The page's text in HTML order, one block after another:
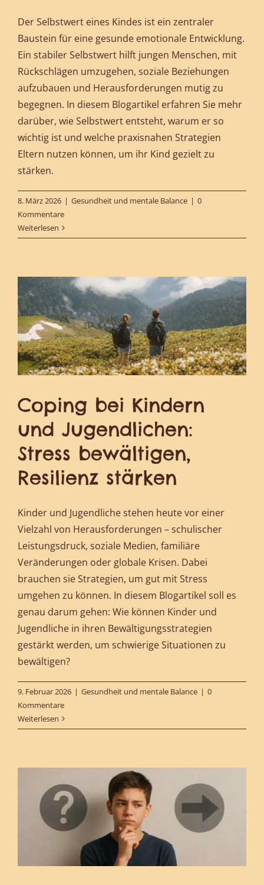
Der Selbstwert eines Kindes ist ein zentraler
Baustein für eine gesunde emotionale Entwicklung.
Ein stabiler Selbstwert hilft jungen Menschen, mit
Rückschlägen umzugehen, soziale Beziehungen
aufzubauen und Herausforderungen mutig zu
begegnen. In diesem Blogartikel erfahren Sie mehr
darüber, wie Selbstwert entsteht, warum er so
wichtig ist und welche praxisnahen Strategien
Eltern nutzen können, um ihr Kind gezielt zu
stärken.
8. März 2026 | Gesundheit und mentale Balance | 0
Kommentare
Weiterlesen
Coping bei Kindern
und Jugendlichen:
Stress bewältigen,
Resilienz stärken
Kinder und Jugendliche stehen heute vor einer
Vielzahl von Herausforderungen – schulischer
Leistungsdruck, soziale Medien, familiäre
Veränderungen oder globale Krisen. Dabei
brauchen sie Strategien, um gut mit Stress
umgehen zu können. In diesem Blogartikel soll es
genau darum gehen: Wie können Kinder und
Jugendliche in ihren Bewältigungsstrategien
gestärkt werden, um schwierige Situationen zu
bewältigen?
9. Februar 2026 | Gesundheit und mentale Balance | 0
Kommentare
Weiterlesen